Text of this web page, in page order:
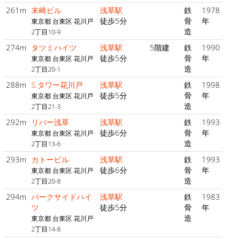
261m 末崎ビル
東京都 台東区 花川戸
2丁目10-9
浅草駅
徒歩5分
鉄
骨
造
1978
年
274m タツミハイツ
東京都 台東区 花川戸
2丁目20-1
浅草駅
徒歩5分
5階建
鉄
骨
造
1990
年
288m S.タワー花川戸
東京都 台東区 花川戸
2丁目21-3
浅草駅
徒歩5分
鉄
骨
造
1998
年
292m リバー浅草
東京都 台東区 花川戸
2丁目13-6
浅草駅
徒歩6分
鉄
骨
造
1993
年
293m カトービル
東京都 台東区 花川戸
2丁目20-8
浅草駅
徒歩6分
鉄
骨
造
1993
年
294m パークサイドハイ
ツ
東京都 台東区 花川戸
2丁目14-8
浅草駅
徒歩5分
鉄
骨
造
1983
年